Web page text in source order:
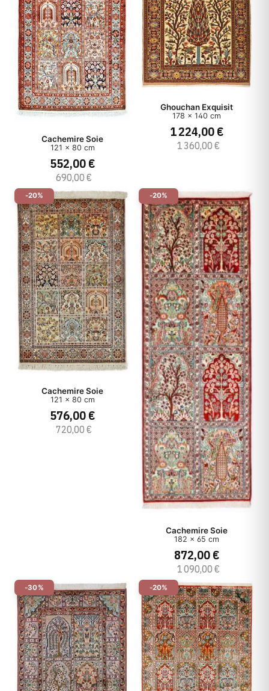
Cachemire Soie
121 x 80 cm
552,00 €
690,00 €
Ghouchan Exquisit
178 x 140 cm
1 224,00 €
1 360,00 €
-20%
Cachemire Soie
121 x 80 cm
576,00 €
720,00 €
-20%
Cachemire Soie
182 x 65 cm
872,00 €
1 090,00 €
-30% -20%